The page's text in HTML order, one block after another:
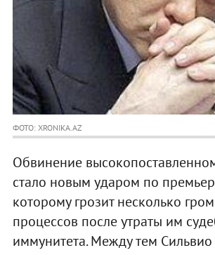
ФОТО: XRONIKA.AZ
Обвинение
стало новым ударом по
которому грозит несколько
процессов после утраты им
иммунитета. Между тем